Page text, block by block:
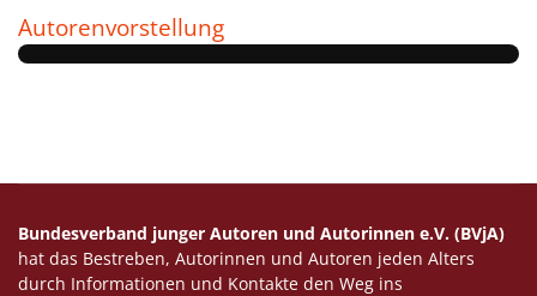
Autorenvorstellung
Bundesverband junger Autoren und Autorinnen e.V. (BVjA)
hat das Bestreben, Autorinnen und Autoren jeden Alters
durch Informationen und Kontakte den Weg ins